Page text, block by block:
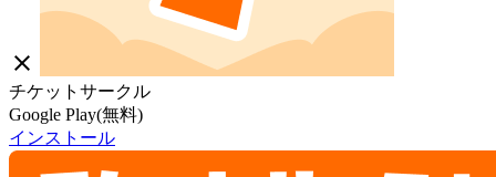
close
チケットサークル
Google Play(無料)
インストール